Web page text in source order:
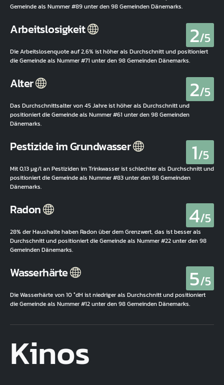
Gemeinde als Nummer #89 unter den 98 Gemeinden Dänemarks.
Arbeitslosigkeit 2/5
Die Arbeitslosenquote auf 2,6% ist höher als Durchschnitt und positioniert
die Gemeinde als Nummer #71 unter den 98 Gemeinden Dänemarks.
Alter 2/5
Das Durchschnittsalter von 45 Jahre ist höher als Durchschnitt und
positioniert die Gemeinde als Nummer #61 unter den 98 Gemeinden
Dänemarks.
Pestizide im Grundwasser 1/5
Mit 0,13 µg/l an Pestiziden im Trinkwasser ist schlechter als Durchschnitt und
positioniert die Gemeinde als Nummer #83 unter den 98 Gemeinden
Dänemarks.
Radon 4/5
28% der Haushalte haben Radon über dem Grenzwert, das ist besser als
Durchschnitt und positioniert die Gemeinde als Nummer #22 unter den 98
Gemeinden Dänemarks.
Wasserhärte 5/5
Die Wasserhärte von 10 °dH ist niedriger als Durchschnitt und positioniert
die Gemeinde als Nummer #12 unter den 98 Gemeinden Dänemarks.
Kinos